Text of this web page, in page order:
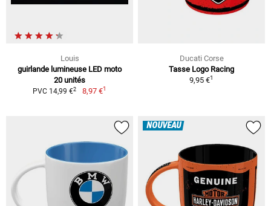
Louis
guirlande lumineuse LED moto
20 unités
PVC 14,99 €2 8,97 €1
Ducati Corse
Tasse Logo Racing
9,95 €1
NOUVEAU